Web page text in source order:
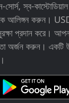
স্ব-
আলিঙ্গন করুন।
প্রদান করে।
অর্জন করুন। একটি